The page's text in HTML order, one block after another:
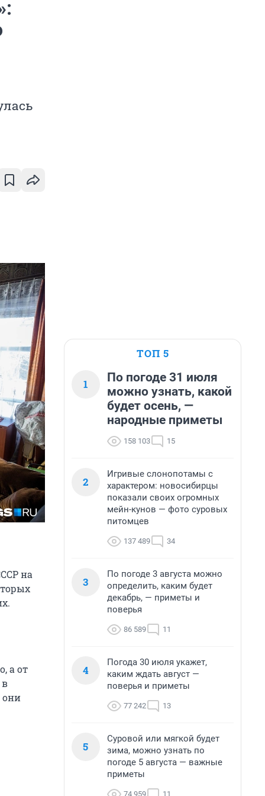
на
а от
в
они
ТОП 5
1
По погоде 31 июля
можно узнать, какой
будет осень, —
народные приметы
158 103 15
2
Игривые слонопотамы с
характером: новосибирцы
показали своих огромных
мейн-кунов — фото суровых
питомцев
137 489 34
3
По погоде 3 августа можно
определить, каким будет
декабрь, — приметы и
поверья
86 589 11
4
Погода 30 июля укажет,
каким ждать август —
поверья и приметы
77 242 13
5
Суровой или мягкой будет
зима, можно узнать по
погоде 5 августа — важные
приметы
74 959 11